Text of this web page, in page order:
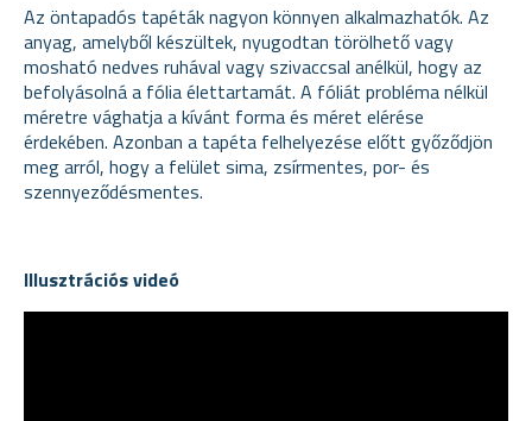
Az öntapadós tapéták nagyon könnyen alkalmazhatók. Az
anyag, amelyből készültek, nyugodtan törölhető vagy
mosható nedves ruhával vagy szivaccsal anélkül, hogy az
befolyásolná a fólia élettartamát. A fóliát probléma nélkül
méretre vághatja a kívánt forma és méret elérése
érdekében. Azonban a tapéta felhelyezése előtt győződjön
meg arról, hogy a felület sima, zsírmentes, por- és
szennyeződésmentes.
Illusztrációs videó